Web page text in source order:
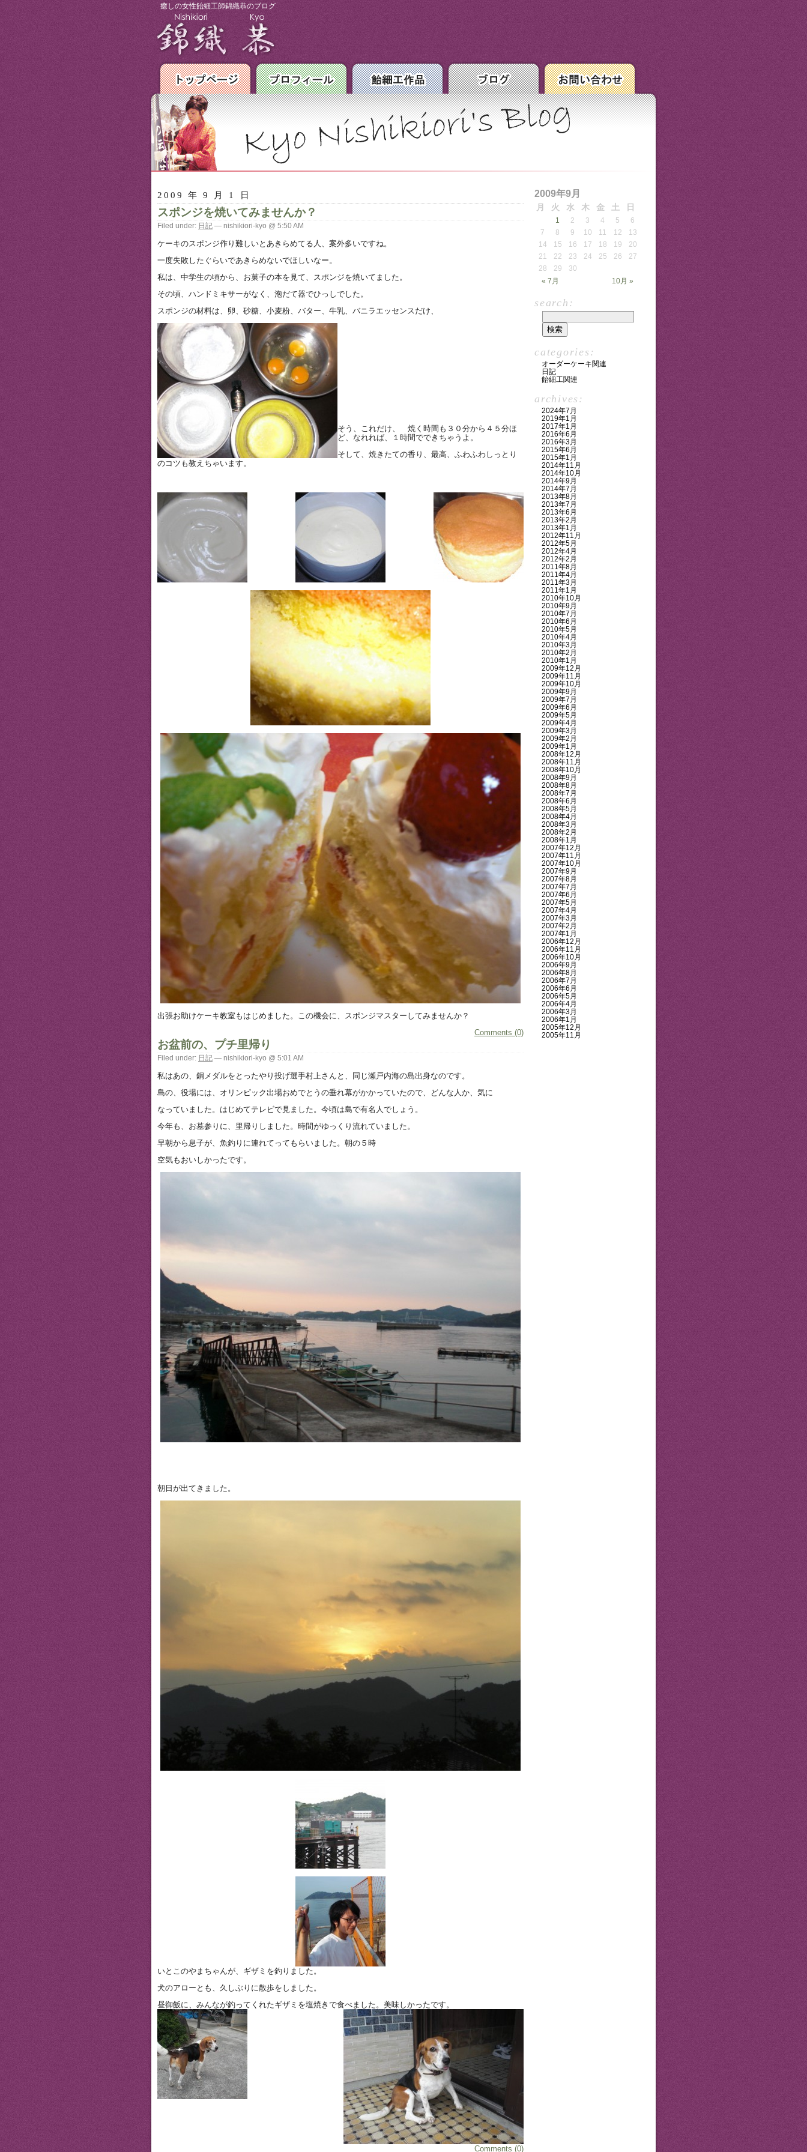
癒しの女性飴細工師錦織恭のブログ
2009 年 9 月 1 日
スポンジを焼いてみませんか？
Filed under: 日記 — nishikiori-kyo @ 5:50 AM
ケーキのスポンジ作り難しいとあきらめてる人、案外多いですね。
一度失敗したぐらいであきらめないでほしいなー。
私は、中学生の頃から、お菓子の本を見て、スポンジを焼いてました。
その頃、ハンドミキサーがなく、泡だて器でひっしでした。
スポンジの材料は、卵、砂糖、小麦粉、バター、牛乳、バニラエッセンスだけ、
そう、これだけ、 焼く時間も３０分から４５分ほ
ど、なれれば、１時間でできちゃうよ。
そして、焼きたての香り、最高、ふわふわしっとり
のコツも教えちゃいます。
出張お助けケーキ教室もはじめました。この機会に、スポンジマスターしてみませんか？
Comments (0)
お盆前の、プチ里帰り
Filed under: 日記 — nishikiori-kyo @ 5:01 AM
私はあの、銅メダルをとったやり投げ選手村上さんと、同じ瀬戸内海の島出身なのです。
島の、役場には、オリンピック出場おめでとうの垂れ幕がかかっていたので、どんな人か、気に
なっていました。はじめてテレビで見ました。今頃は島で有名人でしょう。
今年も、お墓参りに、里帰りしました。時間がゆっくり流れていました。
早朝から息子が、魚釣りに連れてってもらいました。朝の５時
空気もおいしかったです。
朝日が出てきました。
いとこのやまちゃんが、ギザミを釣りました。
犬のアローとも、久しぶりに散歩をしました。
昼御飯に、みんなが釣ってくれたギザミを塩焼きで食べました。美味しかったです。
Comments (0)
2009年9月
月 火 水 木 金 土 日
« 7月 10月 »
1 2 3 4 5
6
7
8 9 10 11 12
13
14
15 16 17 18 19
20
21
22 23 24 25 26
27
28
29 30
search:
categories:
オーダーケーキ関連
日記
飴細工関連
archives:
2024年7月
2019年1月
2017年1月
2016年6月
2016年3月
2015年6月
2015年1月
2014年11月
2014年10月
2014年9月
2014年7月
2013年8月
2013年7月
2013年6月
2013年2月
2013年1月
2012年11月
2012年5月
2012年4月
2012年2月
2011年8月
2011年4月
2011年3月
2011年1月
2010年10月
2010年9月
2010年7月
2010年6月
2010年5月
2010年4月
2010年3月
2010年2月
2010年1月
2009年12月
2009年11月
2009年10月
2009年9月
2009年7月
2009年6月
2009年5月
2009年4月
2009年3月
2009年2月
2009年1月
2008年12月
2008年11月
2008年10月
2008年9月
2008年8月
2008年7月
2008年6月
2008年5月
2008年4月
2008年3月
2008年2月
2008年1月
2007年12月
2007年11月
2007年10月
2007年9月
2007年8月
2007年7月
2007年6月
2007年5月
2007年4月
2007年3月
2007年2月
2007年1月
2006年12月
2006年11月
2006年10月
2006年9月
2006年8月
2006年7月
2006年6月
2006年5月
2006年4月
2006年3月
2006年1月
2005年12月
2005年11月